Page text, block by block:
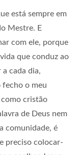
está sempre em
Mestre. E
com ele, porque
que conduz ao
a cada dia,
fecho o meu
cristão
de Deus nem
comunidade, é
preciso colocar-